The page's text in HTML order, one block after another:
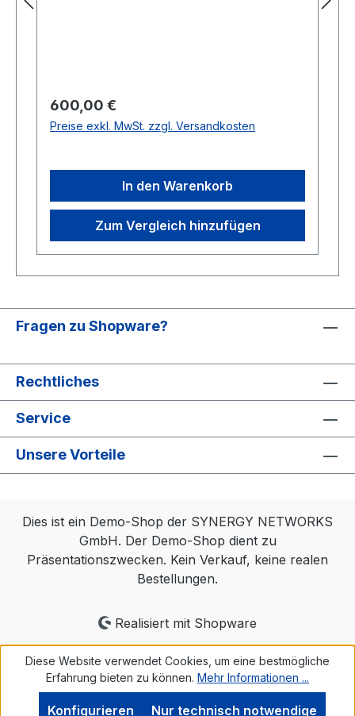
Regulärer Preis:
600,00 €
Preise exkl. MwSt. zzgl. Versandkosten
In den Warenkorb
Zum Vergleich hinzufügen
Fragen zu Shopware?
Rechtliches
Service
Unsere Vorteile
Dies ist ein Demo-Shop der SYNERGY NETWORKS
GmbH. Der Demo-Shop dient zu
Präsentationszwecken. Kein Verkauf, keine realen
Bestellungen.
Realisiert mit Shopware
Diese Website verwendet Cookies, um eine bestmögliche
Erfahrung bieten zu können. Mehr Informationen ...
Nur technisch notwendige
Konfigurieren